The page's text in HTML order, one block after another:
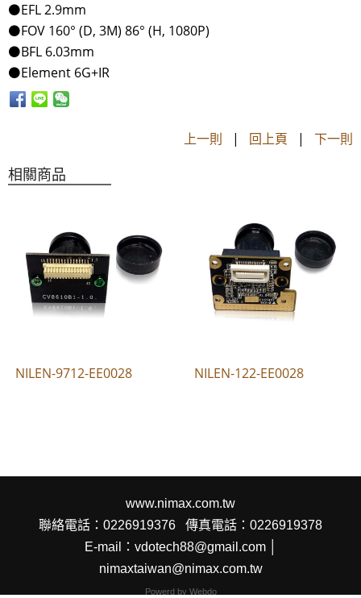
⚫EFL 2.9mm
⚫FOV 160° (D, 3M) 86° (H, 1080P)
⚫BFL 6.03mm
⚫Element 6G+IR
上一則 | 回上頁 | 下一則
相關商品
NILEN-9712-EE0028 NILEN-122-EE0028
www.nimax.com.tw
聯絡電話：0226919376 傳真電話：0226919378
E-mail：vdotech88@gmail.com │
nimaxtaiwan@nimax.com.tw
Powerd by Webdo